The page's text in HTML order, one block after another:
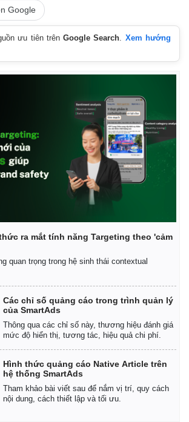
Giá vàng
Tiêu dùng
Tỷ giá
Chứng khoán
Giá cà phê
Google
ưu tiên trênGoogle Search. Xem hướng
ra mắt tính năng Targeting theo 'cảm
quan trọng trong hệ sinh thái contextual
Các chỉ số quảng cáo trong trình quản lý
của SmartAds
Thông qua các chỉ số này, thương hiệu đánh giá
mức độ hiển thị, tương tác, hiệu quả chi phí.
Hình thức quảng cáo Native Article trên
hệ thống SmartAds
Tham khảo bài viết sau để nắm vị trí, quy cách
nội dung, cách thiết lập và tối ưu.